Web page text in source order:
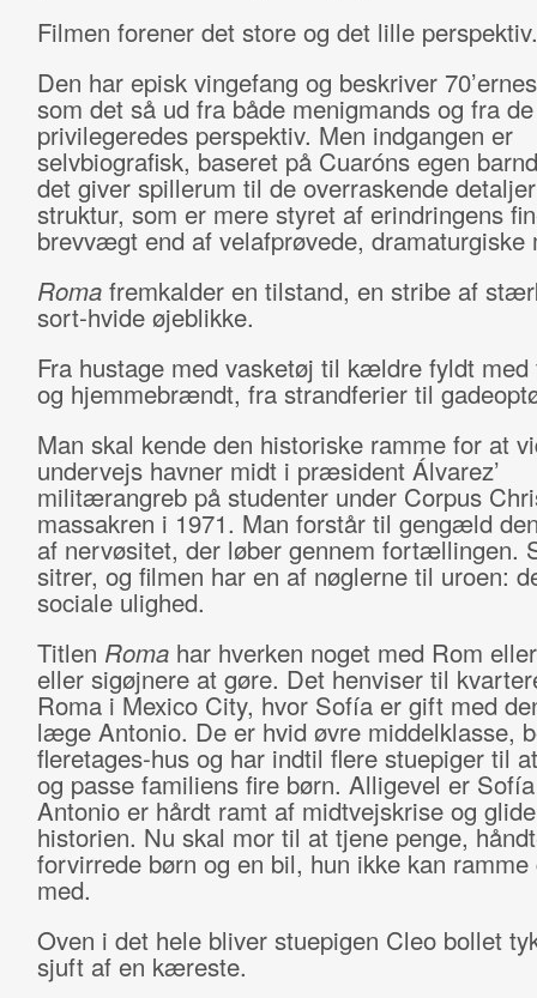
Filmen forener det store og det lille perspektiv.
Den har episk vingefang og beskriver
som det så ud fra både menigmands og fra de
privilegeredes perspektiv. Men indgangen er
selvbiografisk, baseret på Cuaróns egen
det giver spillerum til de overraskende
struktur, som er mere styret af erindringens
brevvægt end af velafprøvede, dramaturgiske
Roma fremkalder en tilstand, en stribe af
sort-hvide øjeblikke.
Fra hustage med vasketøj til kældre fyldt med
og hjemmebrændt, fra strandferier til
Man skal kende den historiske ramme for at
undervejs havner midt i præsident Álvarez’
militærangreb på studenter under Corpus
massakren i 1971. Man forstår til gengæld
af nervøsitet, der løber gennem fortællingen.
sitrer, og filmen har en af nøglerne til uroen:
sociale ulighed.
Titlen Roma har hverken noget med Rom
eller sigøjnere at gøre. Det henviser til
Roma i Mexico City, hvor Sofía er gift med
læge Antonio. De er hvid øvre middelklasse,
fleretages-hus og har indtil flere stuepiger til
og passe familiens fire børn. Alligevel er
Antonio er hårdt ramt af midtvejskrise og
historien. Nu skal mor til at tjene penge,
forvirrede børn og en bil, hun ikke kan ramme
med.
Oven i det hele bliver stuepigen Cleo bollet
sjuft af en kæreste.